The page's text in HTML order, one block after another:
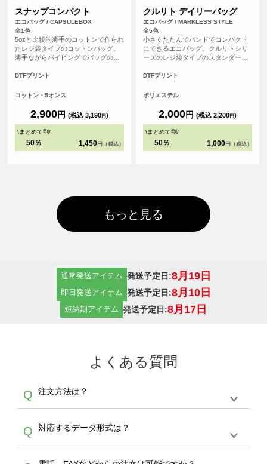
スナップコンパクト
エコバッグ / CAPSULEBOX
全1色
5ozと比較的薄手のコットンで作られ
たレジ袋タイプのコットンバッグ。
薄手ながらパイピングでバッグの縁
った容量がしっかりと収まります。
ベロ部分をくるっと巻いて、ボタン
機能的なエコバッグです。
DTFプリント
コットン・5オンス
2,900円 (税込 3,190円)
\まとめて割/
50％ 1,450 円（税込）
クルリト デイリーバッグ
エコバッグ / MARKLESS STYLE
全5色
小さくたたんでバンドでコンパクト
にできるエコバッグ。クルリトシリ
ーズのレジ袋タイプのスタンダード
DTFプリント
ポリエステル
2,000円 (税込 2,200円)
\まとめて割/
50％ 1,000 円（税込）
もっと見る
通常発送アイテム 発送予定日:8月19日
即日発送アイテム 発送予定日:8月10日
短納期アイテム 発送予定日:8月17日
よくある質問
Q 注文方法は？
A
生産にて承っております。デザインツールから
デザインの作成から決済まで完了できます。
30枚以上やシルク印刷など、大口注文の場合
Q 対応するデータ形式は？